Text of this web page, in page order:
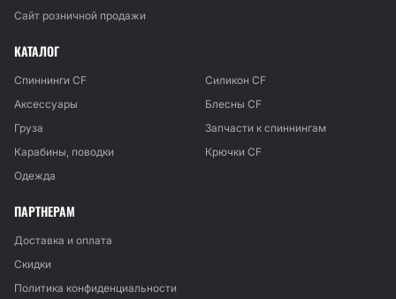
Сайт розничной продажи
КАТАЛОГ
Спиннинги CF
Силикон CF
Аксессуары
Блесны CF
Груза
Запчасти к спиннингам
Карабины, поводки
Крючки CF
Одежда
ПАРТНЕРАМ
Доставка и оплата
Скидки
Политика конфиденциальности